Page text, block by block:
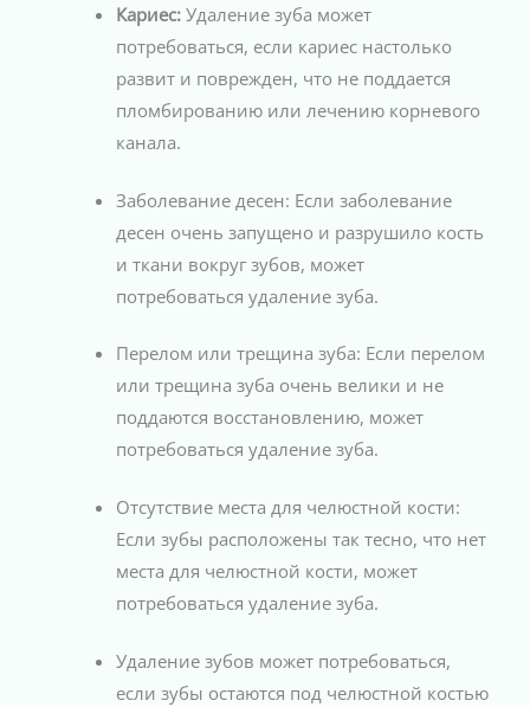
Кариес:Удаление зуба может
потребоваться, если кариес настолько
развит и поврежден, что не поддается
пломбированию или лечению корневого
канала.
Заболевание десен: Если заболевание
десен очень запущено и разрушило кость
и ткани вокруг зубов, может
потребоваться удаление зуба.
Перелом или трещина зуба: Если перелом
или трещина зуба очень велики и не
поддаются восстановлению, может
потребоваться удаление зуба.
Отсутствие места для челюстной кости:
Если зубы расположены так тесно, что нет
места для челюстной кости, может
потребоваться удаление зуба.
Удаление зубов может потребоваться,
если зубы остаются под челюстной костью